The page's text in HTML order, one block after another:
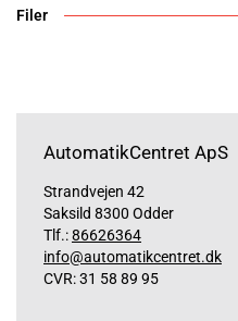
Filer
AutomatikCentret ApS
Strandvejen 42
Saksild 8300 Odder
Tlf.:86626364
info@automatikcentret.dk
CVR: 31 58 89 95